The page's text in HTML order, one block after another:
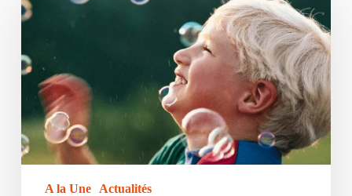
socio-
éducative
culturelle
2026-
2028
A la Une
Actualités